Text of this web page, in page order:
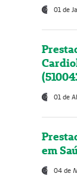
01 de
01 de
em
04 de